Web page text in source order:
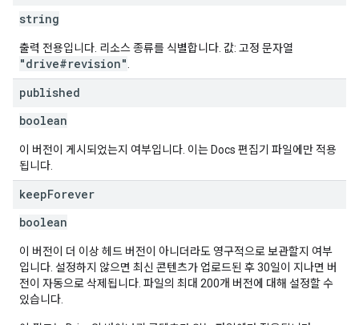
string
출력 전용입니다. 리소스 종류를 식별합니다. 값: 고정 문자열
"drive#revision"
published
boolean
이 버전이 게시되었는지 여부입니다. 이는 Docs 편집기 파일에만 적용
됩니다.
keepForever
boolean
이 버전이 더 이상 헤드 버전이 아니더라도 영구적으로 보관할지 여부
입니다. 설정하지 않으면 최신 콘텐츠가 업로드된 후 30일이 지나면 버
전이 자동으로 삭제됩니다. 파일의 최대 200개 버전에 대해 설정할 수
있습니다.